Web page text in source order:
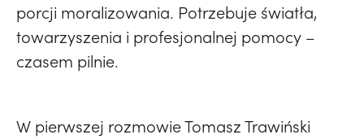
porcji moralizowania. Potrzebuje światła,
towarzyszenia i profesjonalnej pomocy –
czasem pilnie.
W pierwszej rozmowieTomasz Trawiński